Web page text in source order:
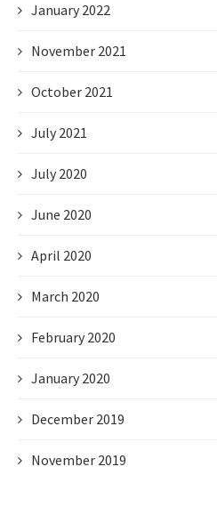
January 2022
November 2021
October 2021
July 2021
July 2020
June 2020
April 2020
March 2020
February 2020
January 2020
December 2019
November 2019